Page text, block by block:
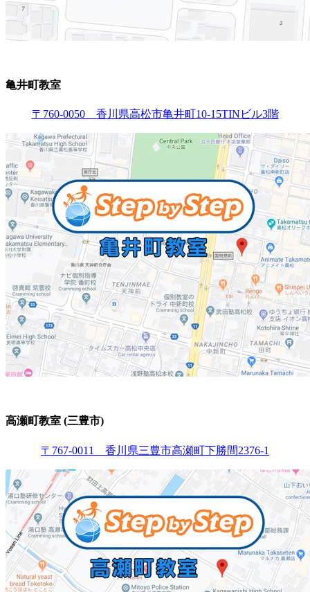
亀井町教室
〒760-0050 香川県高松市亀井町10-15TINビル3階
高瀬町教室 (三豊市)
〒767-0011 香川県三豊市高瀬町下勝間2376-1